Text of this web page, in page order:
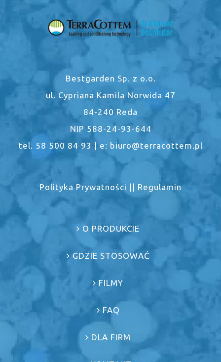
Bestgarden Sp. z o.o.
ul. Cypriana Kamila Norwida 47
84-240 Reda
NIP 588-24-93-644
tel. 58 500 84 93 | e: biuro@terracottem.pl
Polityka Prywatności || Regulamin
O PRODUKCIE
GDZIE STOSOWAĆ
FILMY
FAQ
DLA FIRM